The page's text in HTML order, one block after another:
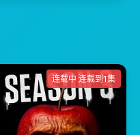
连载中 连载到1集